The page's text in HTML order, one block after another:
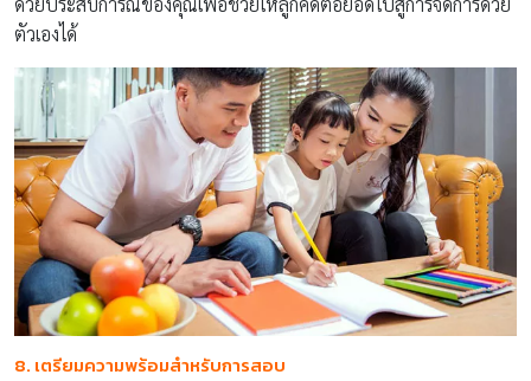
ตัวเองได้
8. เตรียมความพร้อมสำหรับการสอบ